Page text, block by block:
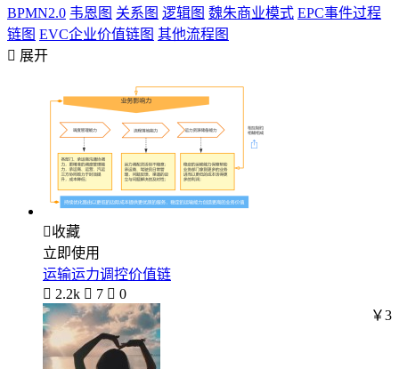
BPMN2.0 韦恩图 关系图 逻辑图 魏朱商业模式 EPC事件过程
链图 EVC企业价值链图 其他流程图
 展开
收藏
立即使用
运输运力调控价值链
 2.2k  7  0
￥3